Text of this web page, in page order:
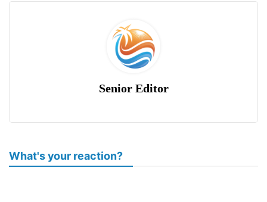
Senior Editor
What's your reaction?